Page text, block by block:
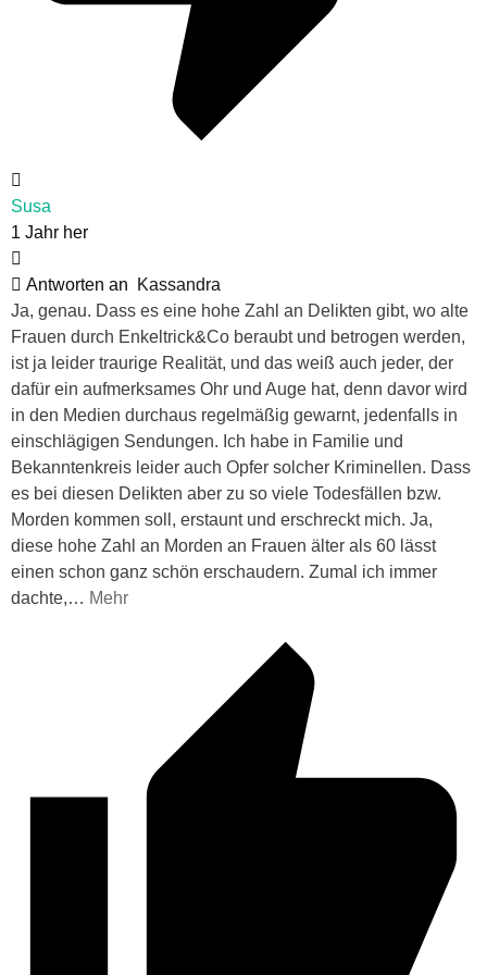
Susa
1 Jahr her
Antworten an
Kassandra
Ja, genau. Dass es eine hohe Zahl an Delikten gibt, wo alte
Frauen durch Enkeltrick&Co beraubt und betrogen werden,
ist ja leider traurige Realität, und das weiß auch jeder, der
dafür ein aufmerksames Ohr und Auge hat, denn davor wird
in den Medien durchaus regelmäßig gewarnt, jedenfalls in
einschlägigen Sendungen. Ich habe in Familie und
Bekanntenkreis leider auch Opfer solcher Kriminellen. Dass
es bei diesen Delikten aber zu so viele Todesfällen bzw.
Morden kommen soll, erstaunt und erschreckt mich. Ja,
diese hohe Zahl an Morden an Frauen älter als 60 lässt
einen schon ganz schön erschaudern. Zumal ich immer
dachte,… Mehr